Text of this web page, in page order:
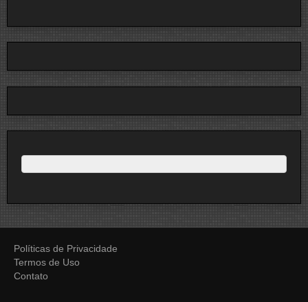
Políticas de Privacidade
Termos de Uso
Contato